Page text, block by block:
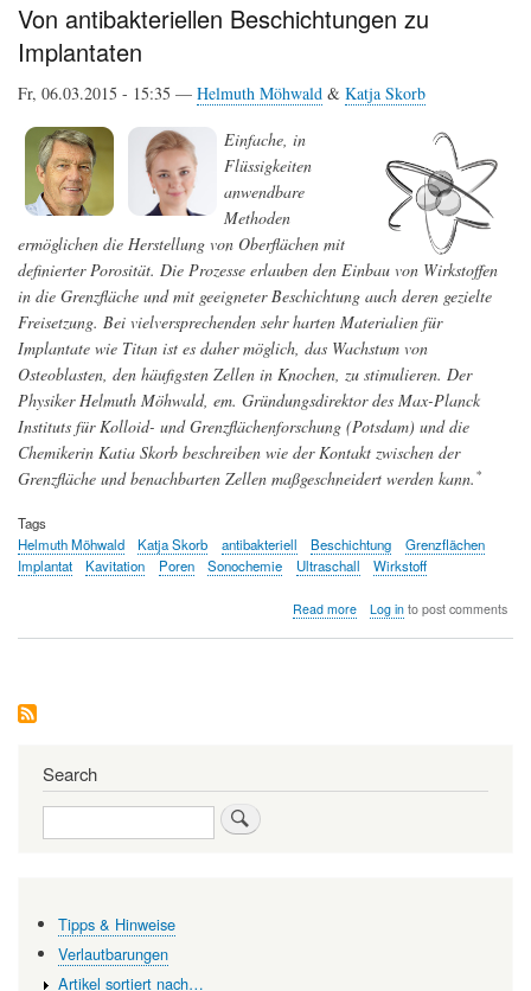
Von antibakteriellen Beschichtungen zu
Implantaten
Fr, 06.03.2015 - 15:35 — Helmuth Möhwald & Katja Skorb
Einfache, in
Flüssigkeiten
anwendbare
Methoden
ermöglichen die Herstellung von Oberflächen mit
definierter Porosität. Die Prozesse erlauben den Einbau von Wirkstoffen
in die Grenzfläche und mit geeigneter Beschichtung auch deren gezielte
Freisetzung. Bei vielversprechenden sehr harten Materialien für
Implantate wie Titan ist es daher möglich, das Wachstum von
Osteoblasten, den häufigsten Zellen in Knochen, zu stimulieren. Der
Physiker Helmuth Möhwald, em. Gründungsdirektor des Max-Planck
Instituts für Kolloid- und Grenzflächenforschung (Potsdam) und die
Chemikerin Katia Skorb beschreiben wie der Kontakt zwischen der
Grenzfläche und benachbarten Zellen maßgeschneidert werden kann. *
Tags
Helmuth Möhwald
Katja Skorb antibakteriell Beschichtung
Grenzflächen
Implantat
Kavitation Poren Sonochemie Ultraschall Wirkstoff
Read moreabout
Log into post comments
Search
Search
Tipps & Hinweise
Verlautbarungen
Artikel sortiert nach…